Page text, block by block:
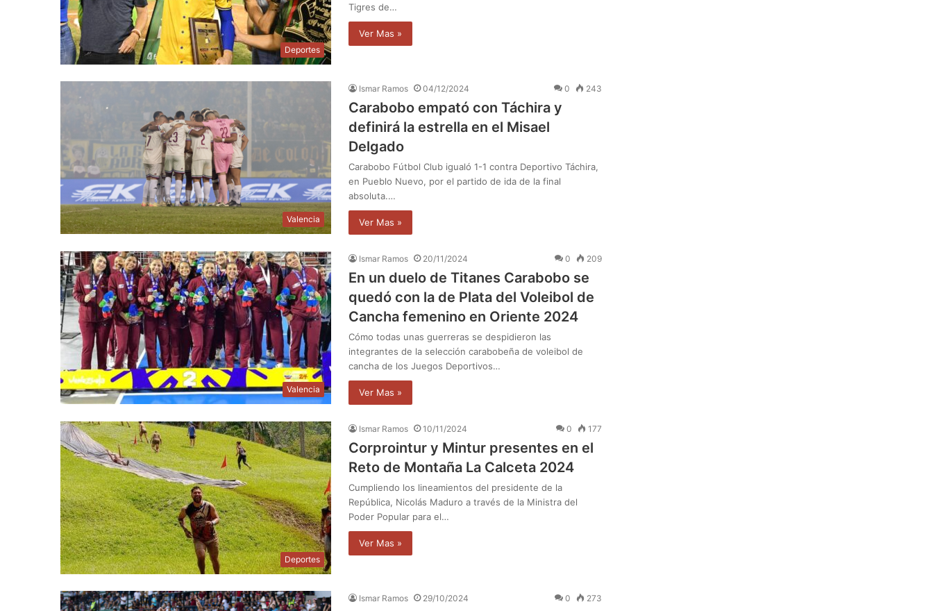
Deportes
Tigres de…
Ver Mas »
Valencia
Ismar Ramos 04/12/2024 0 243
Carabobo empató con Táchira y
definirá la estrella en el Misael
Delgado
Carabobo Fútbol Club igualó 1-1 contra Deportivo Táchira,
en Pueblo Nuevo, por el partido de ida de la final
absoluta.…
Ver Mas »
Valencia
Ismar Ramos 20/11/2024 0 209
En un duelo de Titanes Carabobo se
quedó con la de Plata del Voleibol de
Cancha femenino en Oriente 2024
Cómo todas unas guerreras se despidieron las
integrantes de la selección carabobeña de voleibol de
cancha de los Juegos Deportivos…
Ver Mas »
Deportes
Ismar Ramos 10/11/2024 0 177
Corprointur y Mintur presentes en el
Reto de Montaña La Calceta 2024
Cumpliendo los lineamientos del presidente de la
República, Nicolás Maduro a través de la Ministra del
Poder Popular para el…
Ver Mas »
Ismar Ramos 29/10/2024 0 273